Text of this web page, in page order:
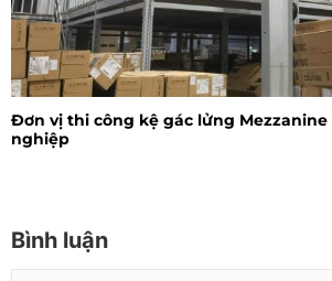
Đơn vị thi công kệ gác lửng
nghiệp
Bình luận